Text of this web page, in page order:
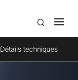
Détails techniques